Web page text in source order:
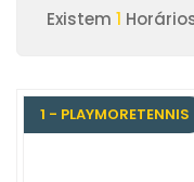
Existem 1
1 - PLAYMORETENNIS